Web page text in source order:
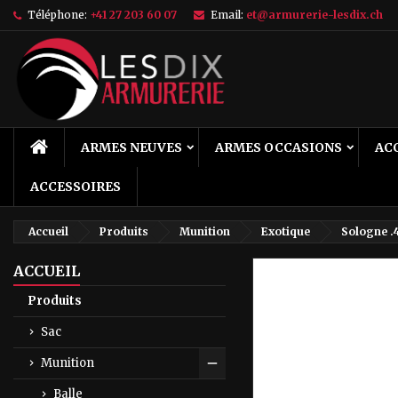
Téléphone: +41 27 203 60 07 Email: et@armurerie-lesdix.ch
ACCUEILARMES NEUVES ARMES OCCASIONS
ACCESSOIRES
Accueil Produits Munition Exotique Sologne
ACCUEIL
Produits
Sac
Munition
Balle